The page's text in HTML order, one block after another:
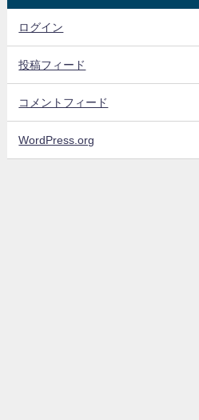
ログイン
投稿フィード
コメントフィード
WordPress.org